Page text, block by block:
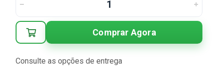
Comprar Agora
Consulte as opções de entrega